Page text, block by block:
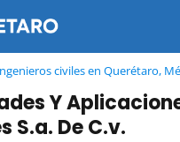
civiles en Querétaro,
Y
S.a. De C.v.